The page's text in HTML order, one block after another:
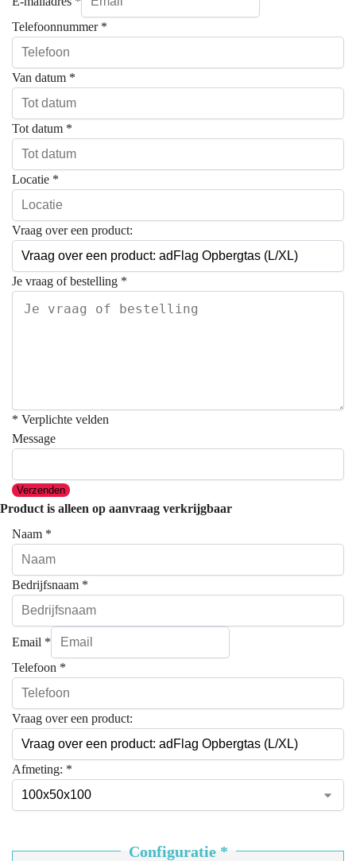
Telefoonnummer *
Van datum *
Tot datum *
Locatie *
Vraag over een product:
Je vraag of bestelling *
* Verplichte velden
Message
Verzenden
Product is alleen op aanvraag verkrijgbaar
Naam *
Bedrijfsnaam *
Email *
Telefoon *
Vraag over een product:
Afmeting: *
Configuratie *